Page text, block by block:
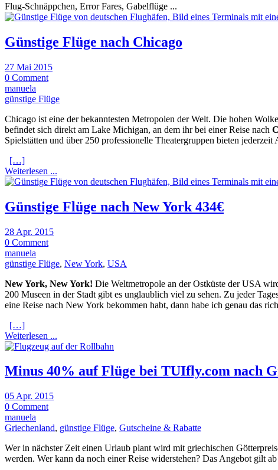
Flug-Schnäppchen, Error Fares, Gabelflüge ...
Günstige Flüge nach Chicago
27 Mai 2015
0 Comment
manuela
günstige Flüge
Chicago ist eine der bekanntesten Metropolen der Welt. Die hohen
befindet sich direkt am Lake Michigan, an dem ihr bei einer Reise nach
Spielstätten und über 250 professionelle Theatergruppen bieten
[…]
Weiterlesen ...
Günstige Flüge nach New York 434€
28 Apr. 2015
0 Comment
manuela
günstige Flüge, New York, USA
New York, New York! Die Weltmetropole an der Ostküste der USA
200 Museen in der Stadt gibt es unglaublich viel zu sehen. Zu jeder
eine Reise nach New York bekommen habt, dann habe ich genau das
[…]
Weiterlesen ...
Minus 40% auf Flüge bei TUIfly.com nach
05 Apr. 2015
0 Comment
manuela
Griechenland, günstige Flüge, Gutscheine & Rabatte
Wer in nächster Zeit einen Urlaub plant wird mit griechischen
werden. Wer kann da noch einer Reise widerstehen? Das Angebot gilt